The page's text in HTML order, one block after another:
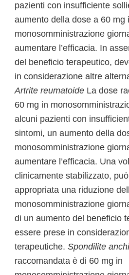
pazienti con insufficiente
aumento della dose a 60 mg
monosomministrazione
aumentare l’efficacia. In
del beneficio terapeutico,
in considerazione altre
Artrite reumatoide La dose
60 mg in
alcuni pazienti con
sintomi, un aumento della
monosomministrazione
aumentare l’efficacia. Una
clinicamente stabilizzato,
appropriata una riduzione
monosomministrazione
di un aumento del beneficio
essere prese in
terapeutiche. Spondilite
raccomandata è di 60 mg in